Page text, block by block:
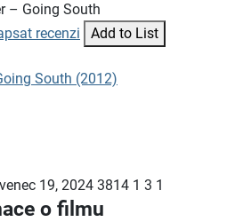
– Going South
recenzi Add to List
South (2012)
19, 2024 3814 1 3 1
o filmu